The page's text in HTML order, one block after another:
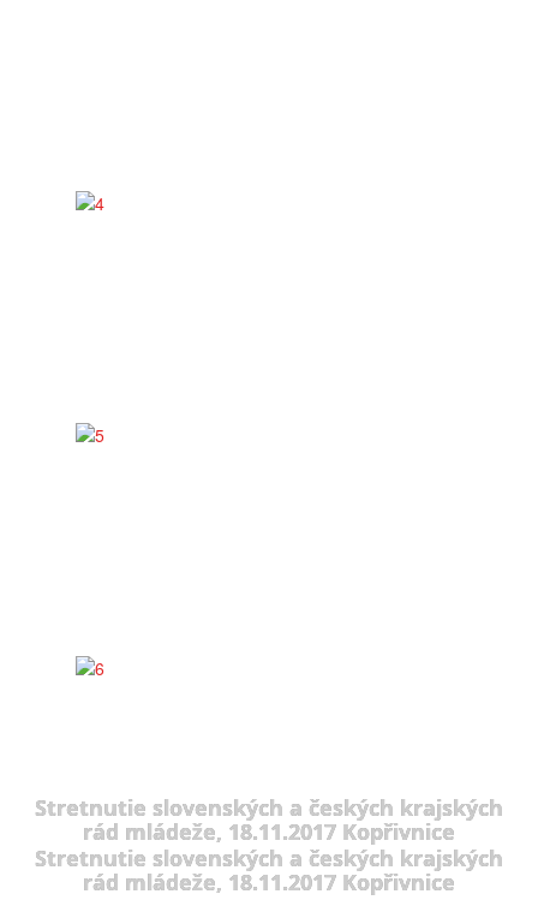
Stretnutie slovenských a českých krajských
rád mládeže, 18.11.2017 Kopřivnice
Stretnutie slovenských a českých krajských
rád mládeže, 18.11.2017 Kopřivnice